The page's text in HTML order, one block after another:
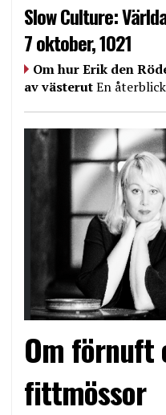
Slow Culture:
7 oktober, 1021
Om hur Erik den
av västerutEn
Om förnuft
fittmössor